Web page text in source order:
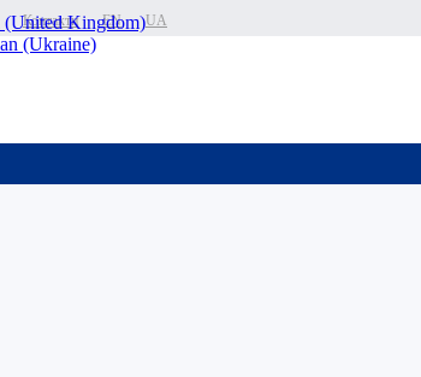
UA
EN
Контакти